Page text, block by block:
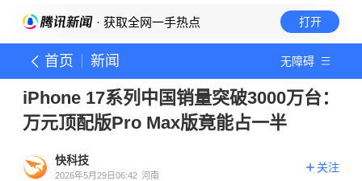
· 获取全网一手热点 打开
首页 新闻 无障碍
iPhone 17系列中国销量突破3000万台：
万元顶配版Pro Max版竟能占一半
快科技
2026年5月29日06:42 河南
关注